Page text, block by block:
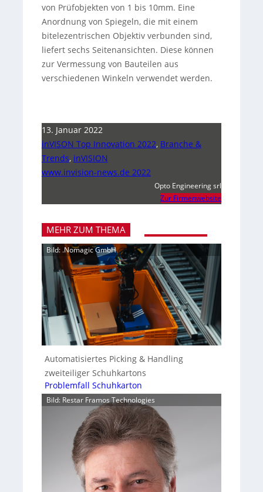
von Prüfobjekten von 1 bis 10mm. Eine
Anordnung von Spiegeln, die mit einem
bitelezentrischen Objektiv verbunden sind,
liefert sechs Seitenansichten. Diese können
zur Vermessung von Bauteilen aus
verschiedenen Winkeln verwendet werden.
13. Januar 2022
inVISON Top Innovation 2022, Branche &
Trends, inVISION
www.invision-news.de 2022
Opto Engineering srl
Zur Firmenwebsite
MEHR ZUM THEMA
Bild: .Nomagic GmbH
Automatisiertes Picking & Handling
zweiteiliger Schuhkartons
Problemfall Schuhkarton
Bild: Restar Framos Technologies